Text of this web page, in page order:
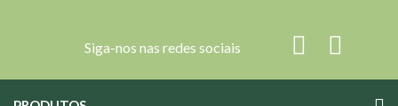
Siga-nos nas redes sociais